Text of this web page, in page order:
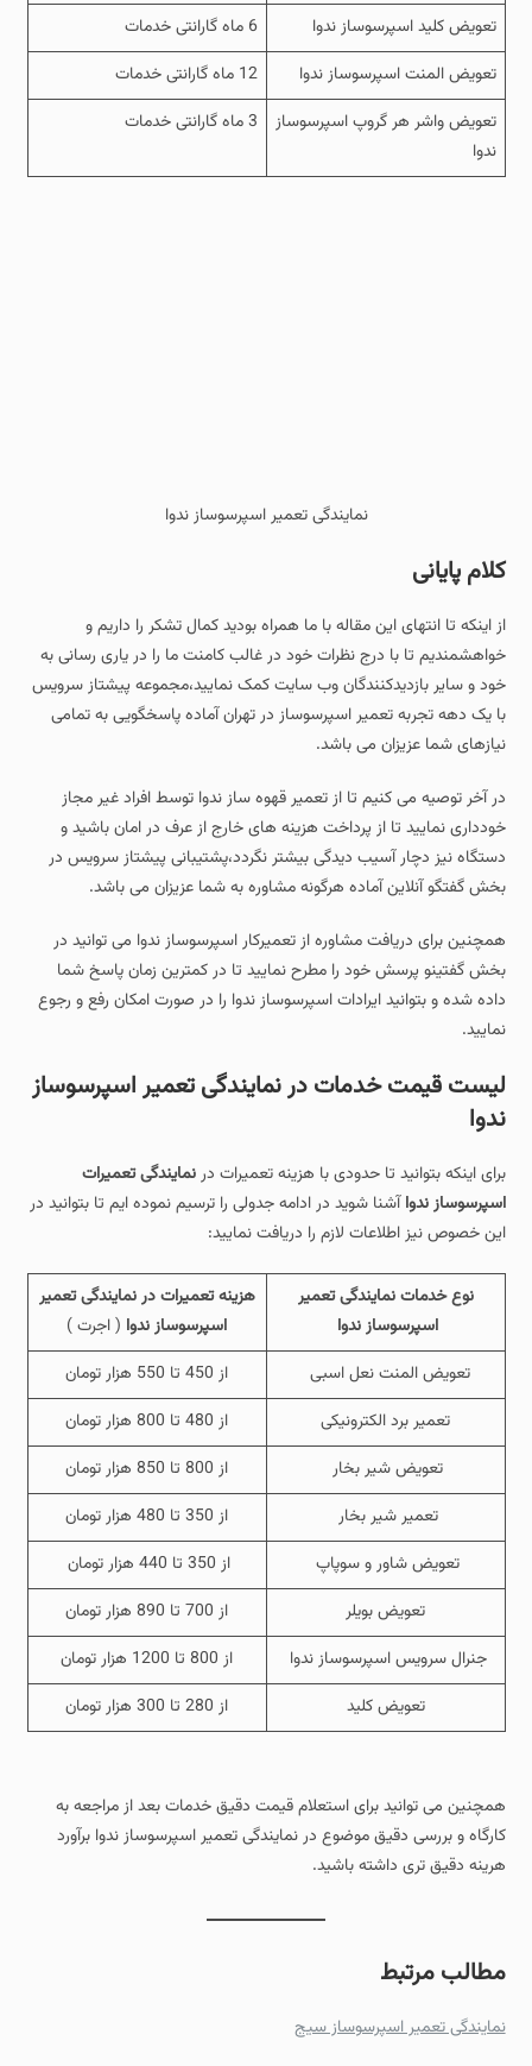
تعویض کلید اسپرسوساز ندوا
6 ماه گارانتی خدمات
تعویض المنت اسپرسوساز ندوا
12 ماه گارانتی خدمات
تعویض واشر هر گروپ اسپرسوساز
ندوا
3 ماه گارانتی خدمات
نمایندگی تعمیر اسپرسوساز ندوا
کلام پایانی
از اینکه تا انتهای این مقاله با ما همراه بودید کمال تشکر را داریم و
خواهشمندیم تا با درج نظرات خود در غالب کامنت ما را در یاری رسانی به
خود و سایر بازدیدکنندگان وب سایت کمک نمایید،مجموعه پیشتاز سرویس
با یک دهه تجربه تعمیر اسپرسوساز در تهران آماده پاسخگویی به تمامی
نیازهای شما عزیزان می باشد.
در آخر توصیه می کنیم تا از تعمیر قهوه ساز ندوا توسط افراد غیر مجاز
خودداری نمایید تا از پرداخت هزینه های خارج از عرف در امان باشید و
دستگاه نیز دچار آسیب دیدگی بیشتر نگردد،پشتیبانی پیشتاز سرویس در
بخش گفتگو آنلاین آماده هرگونه مشاوره به شما عزیزان می باشد.
همچنین برای دریافت مشاوره از تعمیرکار اسپرسوساز ندوا می توانید در
بخش گفتینو پرسش خود را مطرح نمایید تا در کمترین زمان پاسخ شما
داده شده و بتوانید ایرادات اسپرسوساز ندوا را در صورت امکان رفع و رجوع
نمایید.
لیست قیمت خدمات در نمایندگی تعمیر اسپرسوساز
ندوا
برای اینکه بتوانید تا حدودی با هزینه تعمیرات درنمایندگی تعمیرات
اسپرسوساز ندواآشنا شوید در ادامه جدولی را ترسیم نموده ایم تا بتوانید در
این خصوص نیز اطلاعات لازم را دریافت نمایید:
نوع خدمات نمایندگی تعمیر
اسپرسوساز ندوا
هزینه تعمیرات در نمایندگی تعمیر
اسپرسوساز ندوا ( اجرت )
تعویض المنت نعل اسبی
از 450 تا 550 هزار تومان
تعمیر برد الکترونیکی
از 480 تا 800 هزار تومان
تعویض شیر بخار
از 800 تا 850 هزار تومان
تعمیر شیر بخار
از 350 تا 480 هزار تومان
تعویض شاور و سوپاپ
از 350 تا 440 هزار تومان
تعویض بویلر
از 700 تا 890 هزار تومان
جنرال سرویس اسپرسوساز ندوا
از 800 تا 1200 هزار تومان
تعویض کلید
از 280 تا 300 هزار تومان
همچنین می توانید برای استعلام قیمت دقیق خدمات بعد از مراجعه به
کارگاه و بررسی دقیق موضوع در نمایندگی تعمیر اسپرسوساز ندوا برآورد
هرینه دقیق تری داشته باشید.
مطالب مرتبط
نمایندگی تعمیر اسپرسوساز سیج